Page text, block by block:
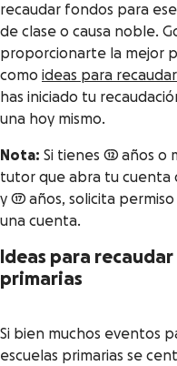
recaudar fondos para
de clase o causa noble.
proporcionarte la mejor
como ideas para
has iniciado tu
una hoy mismo.
Nota: Si tienes 12 años o
tutor que abra tu cuenta
y 17 años, solicita
una cuenta.
Ideas para
primarias
Si bien muchos eventos
escuelas primarias se